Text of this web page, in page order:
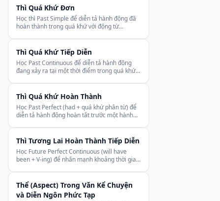
Thì Quá Khứ Đơn
Học thì Past Simple để diễn tả hành động đã
hoàn thành trong quá khứ với động từ
Thì Quá Khứ Tiếp Diễn
Học Past Continuous để diễn tả hành động
đang xảy ra tại một thời điểm trong quá khứ,
Thì Quá Khứ Hoàn Thành
Học Past Perfect (had + quá khứ phân từ) để
diễn tả hành động hoàn tất trước một hành
Thì Tương Lai Hoàn Thành Tiếp Diễn
Học Future Perfect Continuous (will have
been + V-ing) để nhấn mạnh khoảng thời gian
Thể (Aspect) Trong Văn Kể Chuyện
và Diễn Ngôn Phức Tạp